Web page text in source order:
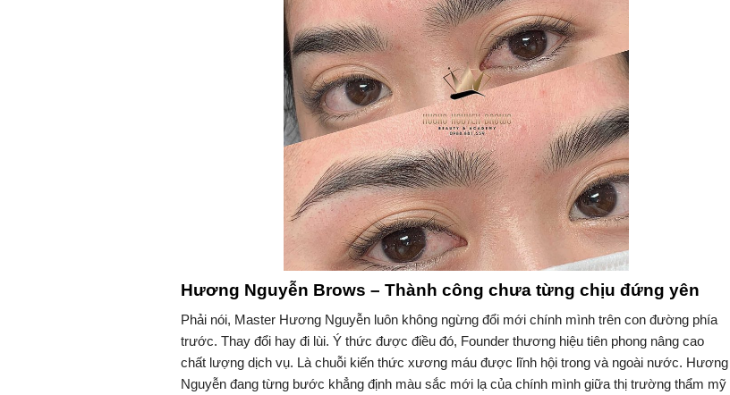
Hương Nguyễn Brows – Thành công chưa từng chịu đứng yên
Phải nói, Master Hương Nguyễn luôn không ngừng đổi mới chính mình trên con đường phía
trước. Thay đổi hay đi lùi. Ý thức được điều đó, Founder thương hiệu tiên phong nâng cao
chất lượng dịch vụ. Là chuỗi kiến thức xương máu được lĩnh hội trong và ngoài nước. Hương
Nguyễn đang từng bước khẳng định màu sắc mới lạ của chính mình giữa thị trường thẩm mỹ